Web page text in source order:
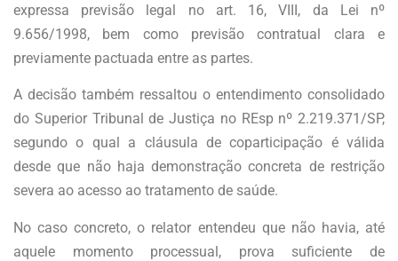
expressa previsão legal no art. 16, VIII, da Lei nº
9.656/1998, bem como previsão contratual clara e
previamente pactuada entre as partes.
A decisão também ressaltou o entendimento consolidado
do Superior Tribunal de Justiça no REsp nº 2.219.371/SP,
segundo o qual a cláusula de coparticipação é válida
desde que não haja demonstração concreta de restrição
severa ao acesso ao tratamento de saúde.
No caso concreto, o relator entendeu que não havia, até
aquele momento processual, prova suficiente de